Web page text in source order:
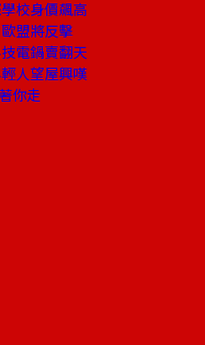
校身價飆高
盟將反擊
電鍋賣翻天
人望屋興嘆
你走